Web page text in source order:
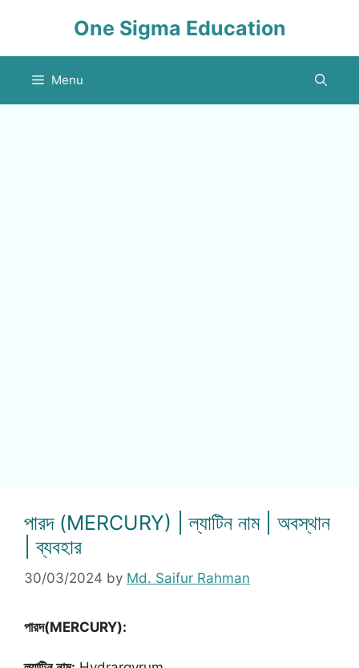
One Sigma Education
Menu
পারদ (MERCURY) | ল্যাটিন নাম | অবস্থান
| ব্যবহার
30/03/2024 by Md. Saifur Rahman
পারদ(MERCURY):